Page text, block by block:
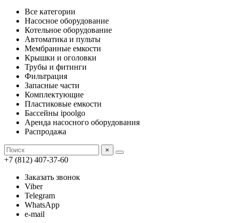
Все категории
Насосное оборудование
Котельное оборудование
Автоматика и пульты
Мембранные емкости
Крышки и оголовки
Трубы и фитинги
Фильтрация
Запасные части
Комплектующие
Пластиковые емкости
Бассейны ipoolgo
Аренда насосного оборудования
Распродажа
×
+7 (812) 407-37-60
Заказать звонок
Viber
Telegram
WhatsApp
e-mail